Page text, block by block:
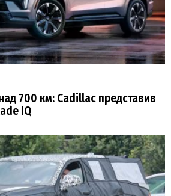
700 км: Cadillac представив
IQ